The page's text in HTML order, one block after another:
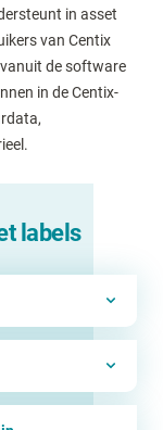
labels
in asset
van Centix
de software
in de Centix-